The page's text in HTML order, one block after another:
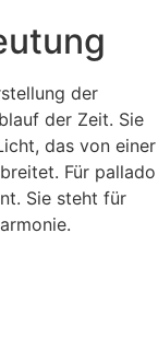
der
der Zeit. Sie
das von einer
Für pallado
Sie steht für